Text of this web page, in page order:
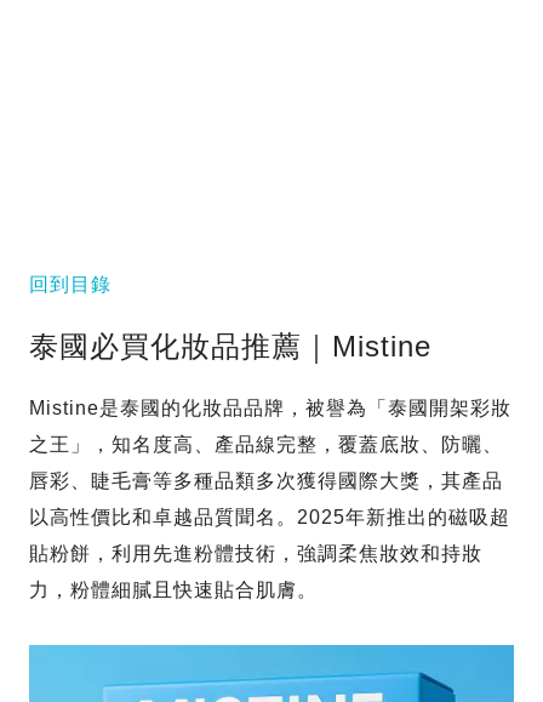
回到目錄
泰國必買化妝品推薦｜Mistine
Mistine是泰國的化妝品品牌，被譽為「泰國開架彩妝
之王」，知名度高、產品線完整，覆蓋底妝、防曬、
唇彩、睫毛膏等多種品類多次獲得國際大獎，其產品
以高性價比和卓越品質聞名。2025年新推出的磁吸超
貼粉餅，利用先進粉體技術，強調柔焦妝效和持妝
力，粉體細膩且快速貼合肌膚。